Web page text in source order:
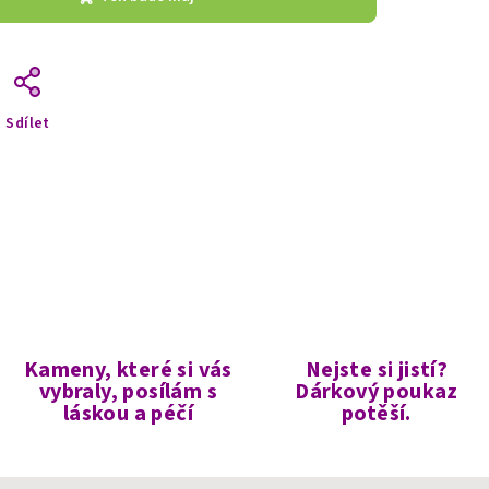
Sdílet
Kameny, které si vás
vybraly, posílám s
láskou a péčí
Nejste si jistí?
Dárkový poukaz
potěší.